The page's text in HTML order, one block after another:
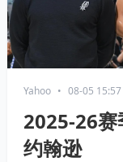
Yahoo • 08-05 15:57
2025-26赛
约翰逊